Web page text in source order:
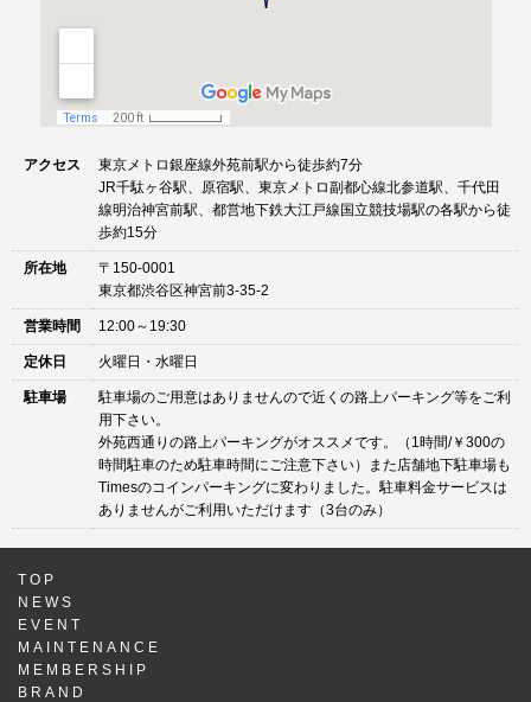
アクセス
東京メトロ銀座線外苑前駅から徒歩約7分
JR千駄ヶ谷駅、原宿駅、東京メトロ副都心線北参道駅、千代田
線明治神宮前駅、都営地下鉄大江戸線国立競技場駅の各駅から徒
歩約15分
所在地
〒150-0001
東京都渋谷区神宮前3-35-2
営業時間 12:00～19:30
定休日 火曜日・水曜日
駐車場
駐車場のご用意はありませんので近くの路上パーキング等をご利
用下さい。
外苑西通りの路上パーキングがオススメです。（1時間/￥300の
時間駐車のため駐車時間にご注意下さい）また店舗地下駐車場も
Timesのコインパーキングに変わりました。駐車料金サービスは
ありませんがご利用いただけます（3台のみ）
TOP
NEWS
EVENT
MAINTENANCE
MEMBERSHIP
BRAND